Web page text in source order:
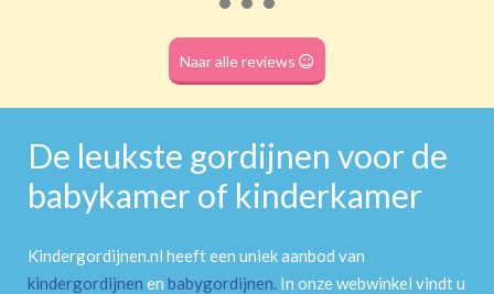
(dubbele tunnel)
Naar alle reviews
De leukste gordijnen voor de
babykamer of kinderkamer
Kindergordijnen.nl heeft een uniek aanbod van
kindergordijnen en babygordijnen. In onze webwinkel vindt u